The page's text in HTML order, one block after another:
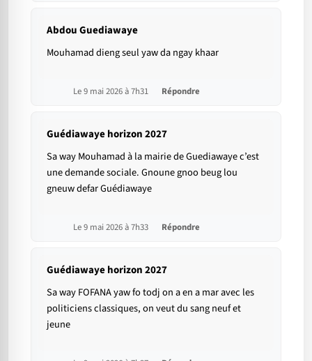
Abdou Guediawaye
Mouhamad dieng seul yaw da ngay khaar
Le 9 mai 2026 à 7h31 Répondre
Guédiawaye horizon 2027
Sa way Mouhamad à la mairie de Guediawaye c’est
une demande sociale. Gnoune gnoo beug lou
gneuw defar Guédiawaye
Le 9 mai 2026 à 7h33 Répondre
Guédiawaye horizon 2027
Sa way FOFANA yaw fo todj on a en a mar avec les
politiciens classiques, on veut du sang neuf et
jeune